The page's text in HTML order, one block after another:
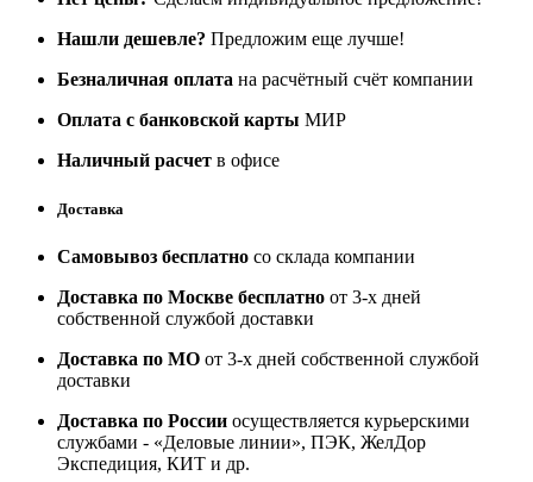
Нашли дешевле? Предложим еще лучше!
Безналичная оплата на расчётный счёт компании
Оплата с банковской карты МИР
Наличный расчет в офисе
Доставка
Самовывоз бесплатно со склада компании
Доставка по Москве бесплатно от 3-х дней
собственной службой доставки
Доставка по МО от 3-х дней собственной службой
доставки
Доставка по России осуществляется курьерскими
службами - «Деловые линии», ПЭК, ЖелДор
Экспедиция, КИТ и др.